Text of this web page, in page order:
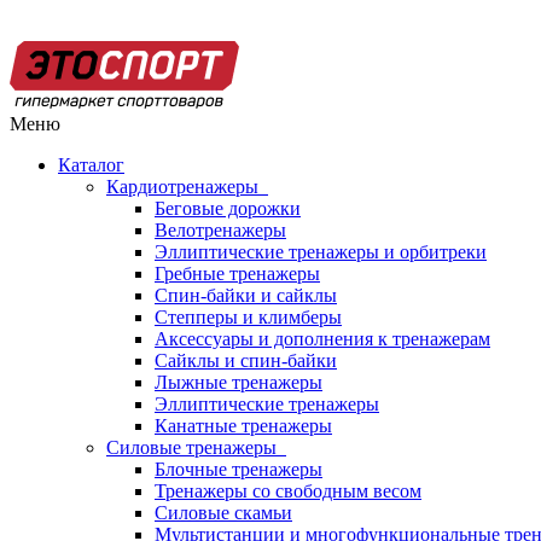
Меню
Каталог
Кардиотренажеры
Беговые дорожки
Велотренажеры
Эллиптические тренажеры и орбитреки
Гребные тренажеры
Спин-байки и сайклы
Степперы и климберы
Аксессуары и дополнения к тренажерам
Сайклы и спин-байки
Лыжные тренажеры
Эллиптические тренажеры
Канатные тренажеры
Силовые тренажеры
Блочные тренажеры
Тренажеры со свободным весом
Силовые скамьи
Мультистанции и многофункциональные